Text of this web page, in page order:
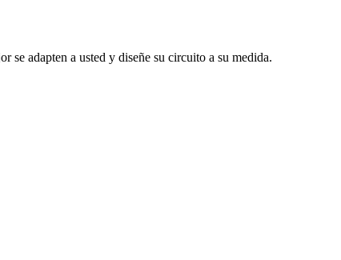
se adapten a usted y diseñe su circuito a su medida.